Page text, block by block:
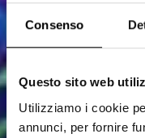
Consenso
Questo sito web
Utilizziamo i cookie
annunci, per fornire